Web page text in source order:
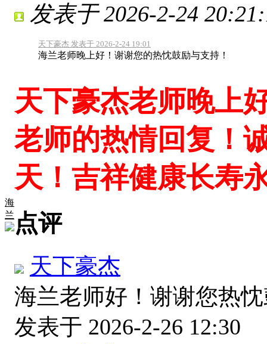
海
兰
发表于 2026-2-24
天下豪杰 发表于 2026-2-24 19:01
海兰老师晚上好！谢谢您的热忱鼓励与支持！
天下豪杰老师晚上
老师的热情回复！
天！吉祥健康长寿
点评
天下豪杰
海兰老师好！谢谢您热
发表于 2026-2-26 12:30